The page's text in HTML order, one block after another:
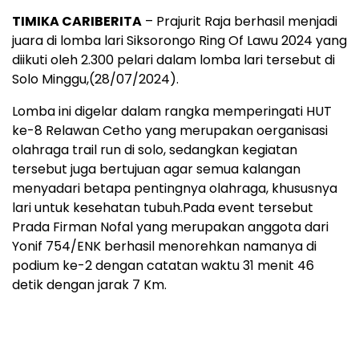
TIMIKA CARIBERITA – Prajurit Raja berhasil menjadi
juara di lomba lari Siksorongo Ring Of Lawu 2024 yang
diikuti oleh 2.300 pelari dalam lomba lari tersebut di
Solo Minggu,(28/07/2024).
Lomba ini digelar dalam rangka memperingati HUT
ke-8 Relawan Cetho yang merupakan oerganisasi
olahraga trail run di solo, sedangkan kegiatan
tersebut juga bertujuan agar semua kalangan
menyadari betapa pentingnya olahraga, khususnya
lari untuk kesehatan tubuh.Pada event tersebut
Prada Firman Nofal yang merupakan anggota dari
Yonif 754/ENK berhasil menorehkan namanya di
podium ke-2 dengan catatan waktu 31 menit 46
detik dengan jarak 7 Km.